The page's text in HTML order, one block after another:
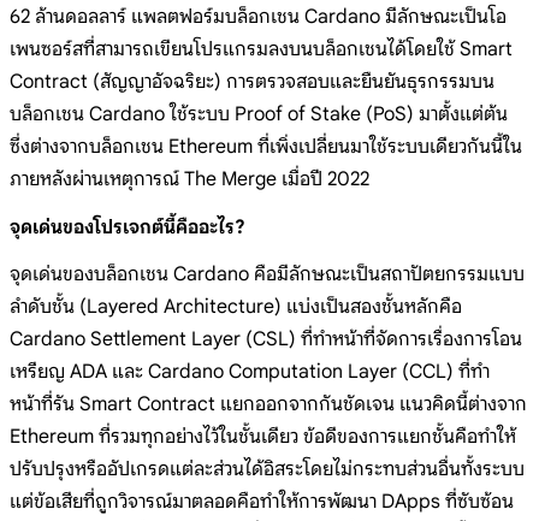
62 ล้านดอลลาร์ แพลตฟอร์มบล็อกเชน Cardano มีลักษณะเป็นโอ
เพนซอร์สที่สามารถเขียนโปรแกรมลงบนบล็อกเชนได้โดยใช้ Smart
Contract (สัญญาอัจฉริยะ) การตรวจสอบและยืนยันธุรกรรมบน
บล็อกเชน Cardano ใช้ระบบ Proof of Stake (PoS) มาตั้งแต่ต้น
ซึ่งต่างจากบล็อกเชน Ethereum ที่เพิ่งเปลี่ยนมาใช้ระบบเดียวกันนี้ใน
ภายหลังผ่านเหตุการณ์ The Merge เมื่อปี 2022
จุดเด่นของโปรเจกต์นี้คืออะไร?
จุดเด่นของบล็อกเชน Cardano คือมีลักษณะเป็นสถาปัตยกรรมแบบ
ลำดับชั้น (Layered Architecture) แบ่งเป็นสองชั้นหลักคือ
Cardano Settlement Layer (CSL) ที่ทำหน้าที่จัดการเรื่องการโอน
เหรียญ ADA และ Cardano Computation Layer (CCL) ที่ทำ
หน้าที่รัน Smart Contract แยกออกจากกันชัดเจน แนวคิดนี้ต่างจาก
Ethereum ที่รวมทุกอย่างไว้ในชั้นเดียว ข้อดีของการแยกชั้นคือทำให้
ปรับปรุงหรืออัปเกรดแต่ละส่วนได้อิสระโดยไม่กระทบส่วนอื่นทั้งระบบ
แต่ข้อเสียที่ถูกวิจารณ์มาตลอดคือทำให้การพัฒนา DApps ที่ซับซ้อน